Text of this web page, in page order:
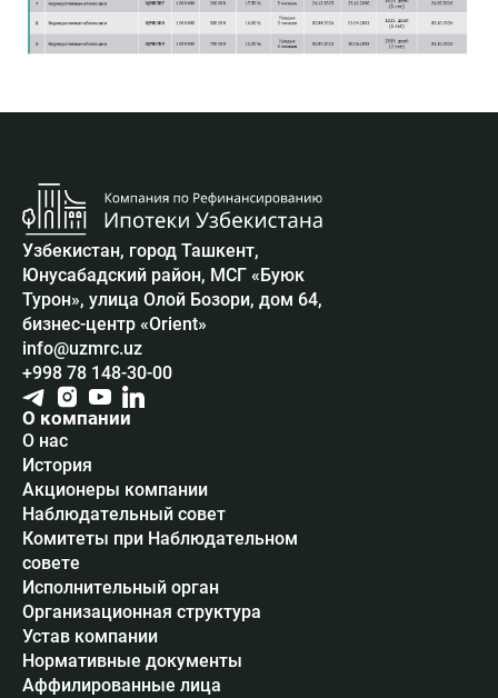
Узбекистан, город Ташкент,
Юнусабадский район, МСГ «Буюк
Турон», улица Олой Бозори, дом 64,
бизнес-центр «Orient»
info@uzmrc.uz
+998 78 148-30-00
О компании
О нас
История
Акционеры компании
Наблюдательный совет
Комитеты при Наблюдательном
совете
Исполнительный орган
Организационная структура
Устав компании
Нормативные документы
Аффилированные лица